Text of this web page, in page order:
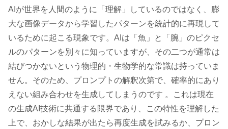
AIが世界を人間のように「理解」しているのではなく、膨
大な画像データから学習したパターンを統計的に再現して
いるために起こる現象です。AIは「魚」と「腕」のピクセ
ルのパターンを別々に知っていますが、その二つが通常は
結びつかないという物理的・生物学的な常識は持っていま
せん。そのため、プロンプトの解釈次第で、確率的にあり
えない組み合わせを生成してしまうのです 。これは現在
の生成AI技術に共通する限界であり、この特性を理解した
上で、おかしな結果が出たら再度生成を試みるか、プロン